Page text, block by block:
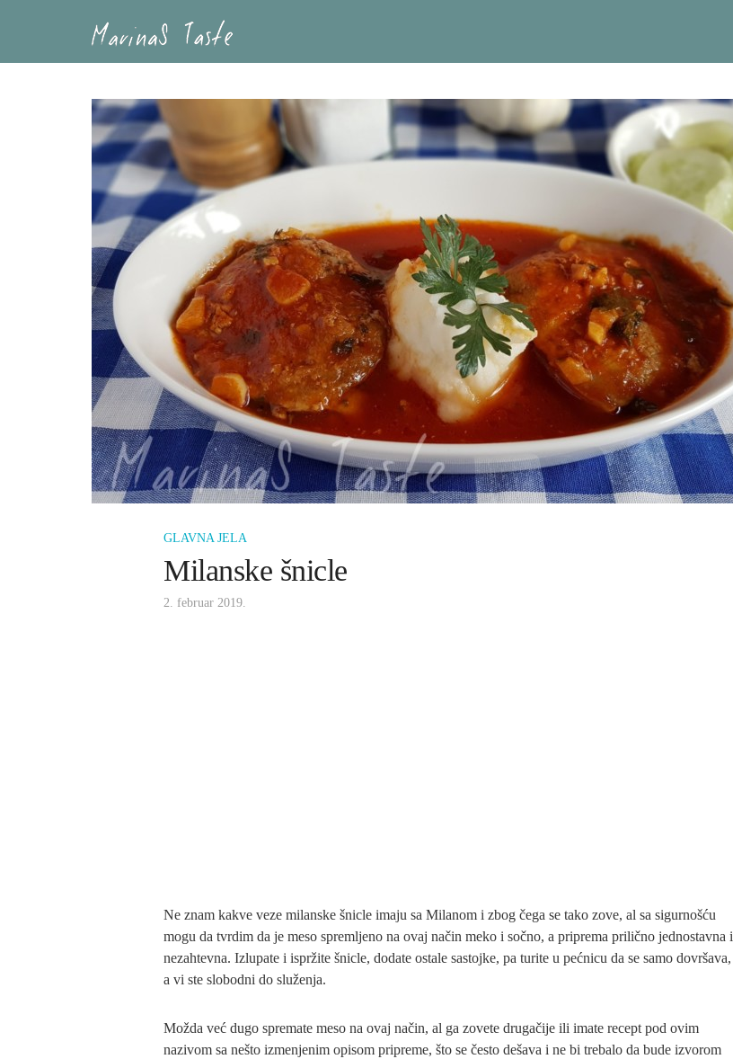
GLAVNA JELA
Milanske šnicle
2. februar 2019.
Ne znam kakve veze milanske šnicle imaju sa Milanom i zbog čega se tako zove, al sa sigurnošću
mogu da tvrdim da je meso spremljeno na ovaj način meko i sočno, a priprema prilično jednostavna i
nezahtevna. Izlupate i ispržite šnicle, dodate ostale sastojke, pa turite u pećnicu da se samo dovršava,
a vi ste slobodni do služenja.
Možda već dugo spremate meso na ovaj način, al ga zovete drugačije ili imate recept pod ovim
nazivom sa nešto izmenjenim opisom pripreme, što se često dešava i ne bi trebalo da bude izvorom